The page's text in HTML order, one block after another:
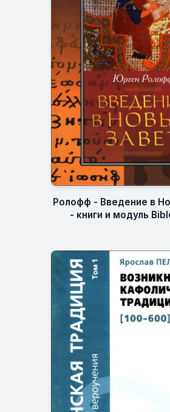
Ролофф - Введение в
- книги и модуль